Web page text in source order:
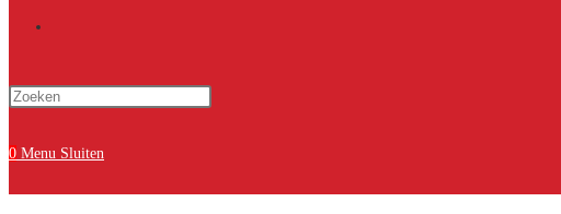
site
0 Menu Sluiten